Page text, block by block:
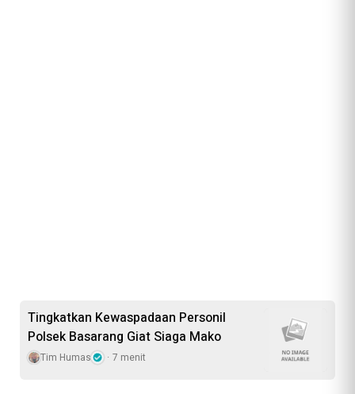
Tingkatkan Kewaspadaan Personil
Polsek Basarang Giat Siaga Mako
Tim Humas 7 menit